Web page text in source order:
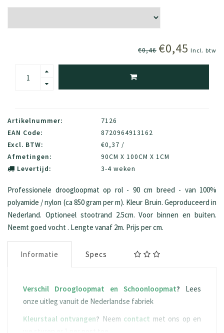
€0,46 €0,45 Incl. btw
Artikelnummer:
7126
EAN Code:
8720964913162
Excl. BTW:
€0,37 /
Afmetingen:
90CM X 100CM X 1CM
Levertijd:
3-4 weken
Professionele droogloopmat op rol - 90 cm breed - van 100%
polyamide / nylon (ca 850 gram per m). Kleur Bruin. Geproduceerd in
Nederland. Optioneel stootrand 2.5cm. Voor binnen en buiten.
Neemt goed vocht . Lengte vanaf 2m. Prijs per cm.
Informatie Specs
Verschil Droogloopmat en Schoonloopmat? Lees
onze uitleg vanuit de Nederlandse fabriek
Kleurstaal ontvangen? Neem contact met ons op en